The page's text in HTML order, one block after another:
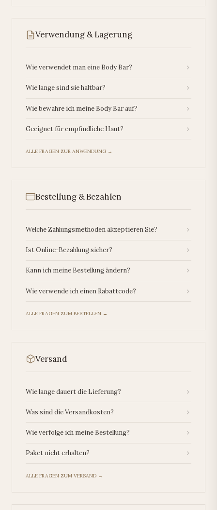
Verwendung & Lagerung
Wie verwendet man eine Body Bar?
Wie lange sind sie haltbar?
Wie bewahre ich meine Body Bar auf?
Geeignet für empfindliche Haut?
ALLE FRAGEN ZUR ANWENDUNG →
Bestellung & Bezahlen
Welche Zahlungsmethoden akzeptieren Sie?
Ist Online-Bezahlung sicher?
Kann ich meine Bestellung ändern?
Wie verwende ich einen Rabattcode?
ALLE FRAGEN ZUM BESTELLEN →
Versand
Wie lange dauert die Lieferung?
Was sind die Versandkosten?
Wie verfolge ich meine Bestellung?
Paket nicht erhalten?
ALLE FRAGEN ZUM VERSAND →